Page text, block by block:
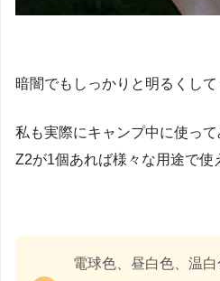
暗闇でもしっかりと明るくして
私も実際にキャンプ中に使っ
Z2が1個あれば様々な用途で使
電球色、昼白色、温